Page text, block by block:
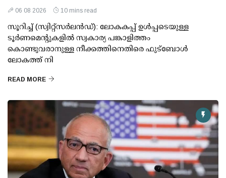
06 08 2026 10 mins read
സൂറിച്ച് (സ്വിറ്റ്‌സര്‍ലന്‍ഡ്): ലോകകപ്പ് ഉള്‍പ്പടെയുള്ള
ടൂര്‍ണമെന്റുകളില്‍ സ്വകാര്യ പങ്കാളിത്തം
കൊണ്ടുവരാനുള്ള നീക്കത്തിനെതിരെ ഫുട്ബോള്‍
ലോകത്ത് നി
READ MORE